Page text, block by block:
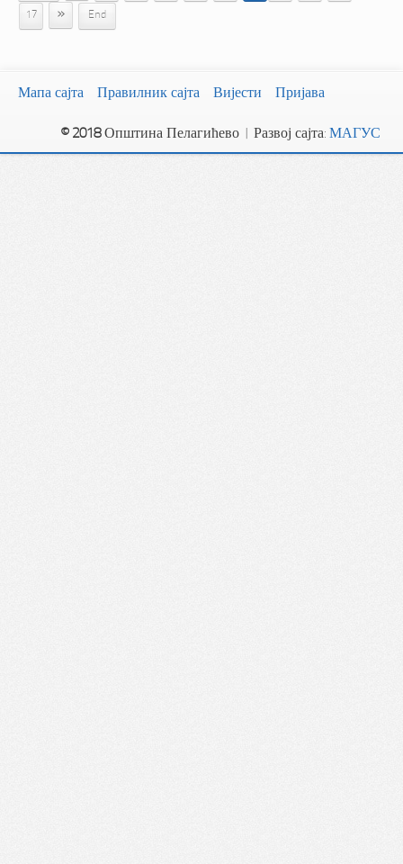
17 » End
Мапа сајта Правилник сајта Вијести Пријава
© 2018Општина Пелагићево | Развој сајта: МАГУС